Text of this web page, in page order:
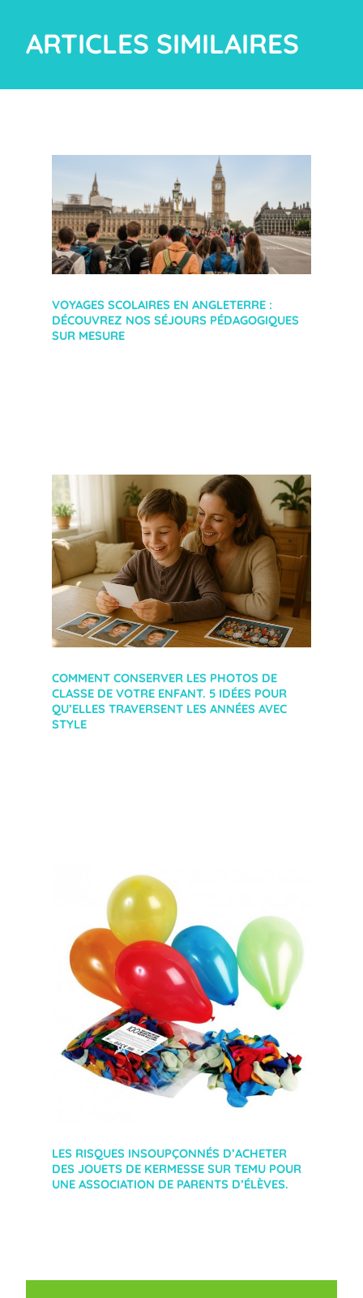
ARTICLES SIMILAIRES
VOYAGES SCOLAIRES EN ANGLETERRE :
DÉCOUVREZ NOS SÉJOURS PÉDAGOGIQUES
SUR MESURE
COMMENT CONSERVER LES PHOTOS DE
CLASSE DE VOTRE ENFANT. 5 IDÉES POUR
QU’ELLES TRAVERSENT LES ANNÉES AVEC
STYLE
LES RISQUES INSOUPÇONNÉS D’ACHETER
DES JOUETS DE KERMESSE SUR TEMU POUR
UNE ASSOCIATION DE PARENTS D’ÉLÈVES.